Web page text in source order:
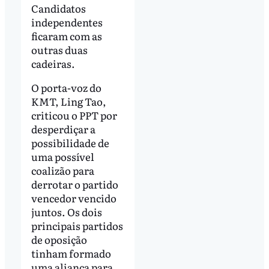
Candidatos
independentes
ficaram com as
outras duas
cadeiras.
O porta-voz do
KMT, Ling Tao,
criticou o PPT por
desperdiçar a
possibilidade de
uma possível
coalizão para
derrotar o partido
vencedor vencido
juntos. Os dois
principais partidos
de oposição
tinham formado